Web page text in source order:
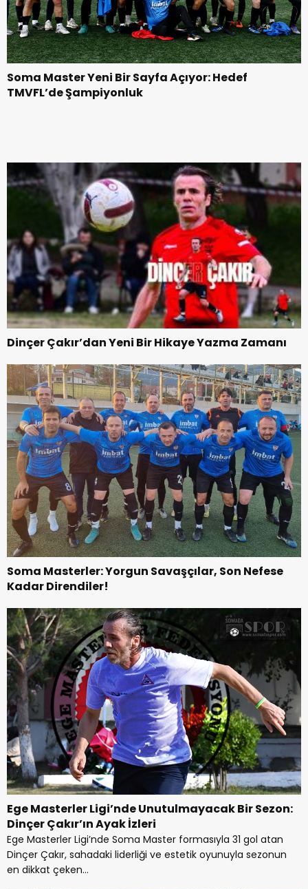
Soma Master Yeni Bir Sayfa Açıyor: Hedef
TMVFL’de Şampiyonluk
Dinçer Çakır’dan Yeni Bir Hikaye Yazma Zamanı
Ege Masterler Ligi’nde Unutulmayacak Bir Sezon:
Dinçer Çakır’ın Ayak İzleri
Ege Masterler Ligi’nde Soma Master formasıyla 31 gol atan
Dinçer Çakır, sahadaki liderliği ve estetik oyunuyla sezonun
en dikkat çeken...
Soma Masterler: Yorgun Savaşçılar, Son Nefese
Kadar Direndiler!